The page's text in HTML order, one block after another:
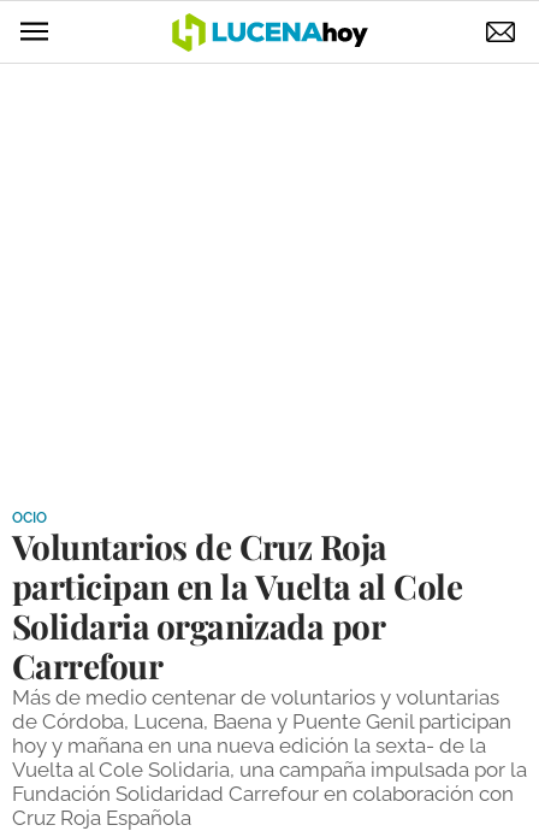
DEPORTES
COMPETICIONES
DEPORTE BASE
OPINIÓN
VENTANA CIUDADANA
CÓRDOBA
OCIO
Voluntarios de Cruz Roja
participan en la Vuelta al Cole
Solidaria organizada por
Carrefour
Más de medio centenar de voluntarios y voluntarias
de Córdoba, Lucena, Baena y Puente Genil participan
hoy y mañana en una nueva edición la sexta- de la
Vuelta al Cole Solidaria, una campaña impulsada por la
Fundación Solidaridad Carrefour en colaboración con
Cruz Roja Española